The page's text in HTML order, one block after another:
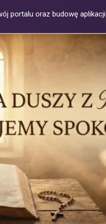
portalu oraz budowę aplikacji.